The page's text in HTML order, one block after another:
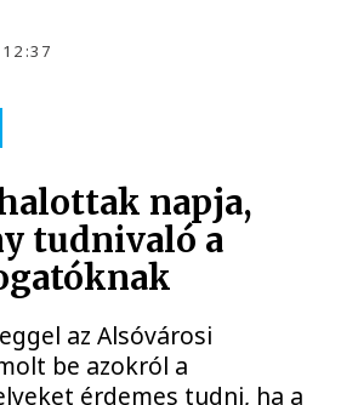
12:37
napja,
tudnivaló a
az Alsóvárosi
be azokról a
érdemes tudni, ha a